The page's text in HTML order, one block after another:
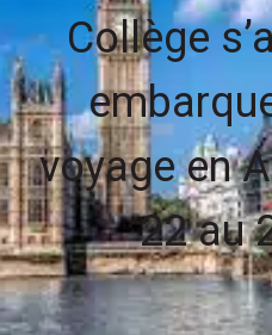
Collège
voyage en
22 au